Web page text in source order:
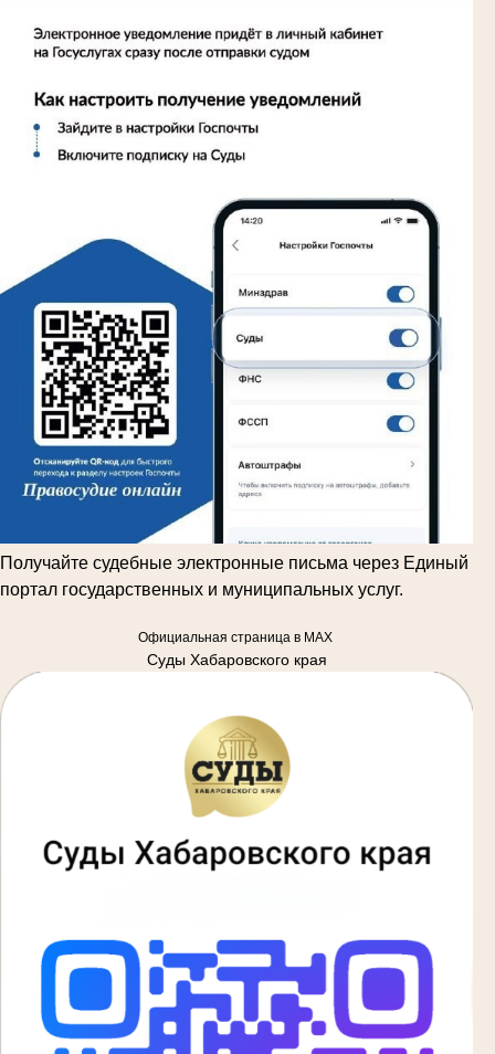
Получайте судебные электронные письма через Единый
портал государственных и муниципальных услуг.
Официальная страница в MAX
Суды Хабаровского края